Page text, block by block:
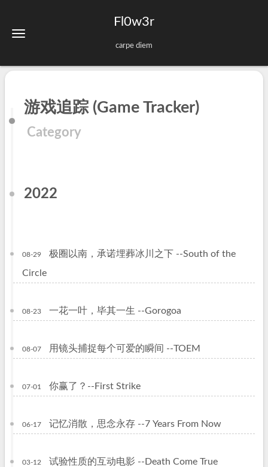
Fl0w3r
carpe diem
游戏追踪 (Game Tracker)
Category
2022
08-29
极圈以南，承诺埋葬冰川之下 --South of the
Circle
08-23 一花一叶，毕其一生 --Gorogoa
08-07 用镜头捕捉每个可爱的瞬间 --TOEM
07-01 你赢了？--First Strike
06-17 记忆消散，思念永存 --7 Years From Now
03-12 试验性质的互动电影 --Death Come True